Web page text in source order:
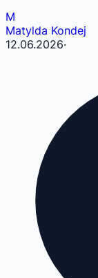
M
Matylda Kondej
12.06.2026·